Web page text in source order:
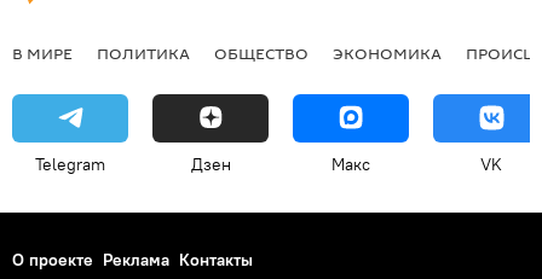
В МИРЕ ПОЛИТИКА ОБЩЕСТВО ЭКОНОМИКА
Telegram Дзен Макс VK
О проекте Реклама Контакты